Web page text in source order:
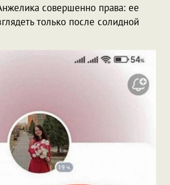
совершенно права: ее
только после солидной